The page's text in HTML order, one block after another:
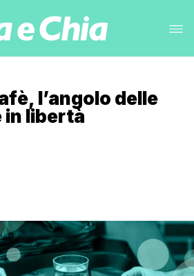
l’angolo delle
in libertà